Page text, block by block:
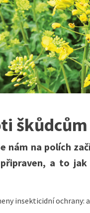
škůdcům
nám na polích
a to
insekticidní